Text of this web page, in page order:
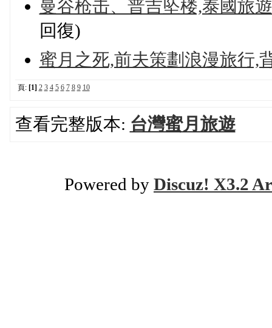
曼谷枪击、普吉坠楼,泰國旅
回復)
蜜月之死,前夫策劃浪漫旅行,
頁: [1] 2 3 4 5 6 7 8 9 10
查看完整版本: 台灣蜜月旅遊
Powered by Discuz! X3.2